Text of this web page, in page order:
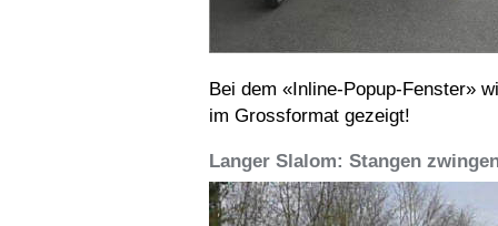
Bei dem «Inline-Popup-Fenster»
im Grossformat gezeigt!
Langer Slalom: Stangen